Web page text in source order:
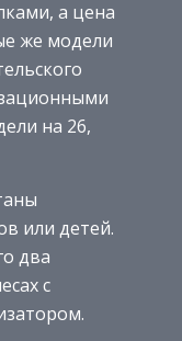
а цена
же модели
на 26,
или детей.
два
с